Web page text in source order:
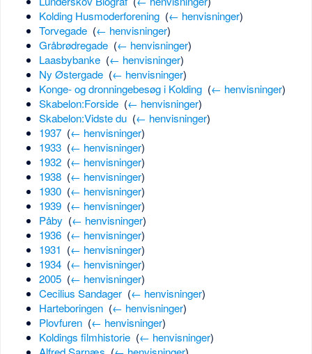
Kolding Husmoderforening‎ (← henvisninger)
Torvegade‎ (← henvisninger)
Gråbrødregade‎ (← henvisninger)
Laasbybanke‎ (← henvisninger)
Ny Østergade‎ (← henvisninger)
Konge- og dronningebesøg i Kolding‎ (← henvisninger)
Skabelon:Forside‎ (← henvisninger)
Skabelon:Vidste du‎ (← henvisninger)
1937‎ (← henvisninger)
1933‎ (← henvisninger)
1932‎ (← henvisninger)
1938‎ (← henvisninger)
1930‎ (← henvisninger)
1939‎ (← henvisninger)
Påby (← henvisninger)
1936‎ (← henvisninger)
1931 (← henvisninger)
1934‎ (← henvisninger)
2005‎ (← henvisninger)
Cecilius Sandager‎ (← henvisninger)
Harteboringen‎ (← henvisninger)
Plovfuren‎ (← henvisninger)
Koldings filmhistorie‎ (← henvisninger)